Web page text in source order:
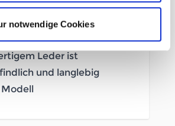
notwendige Cookies
und widerstandsfähig:
aus
Leder ist
und langlebig